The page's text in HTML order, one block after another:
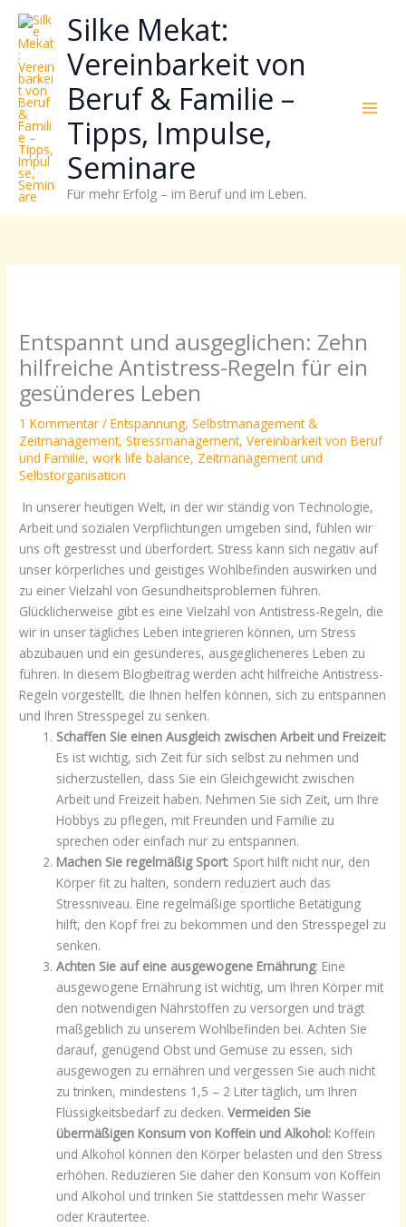
Zum
Inhalt
springen
Silke Mekat:
Vereinbarkeit von
Beruf & Familie –
Tipps, Impulse,
Seminare
Für mehr Erfolg – im Beruf und im Leben.
Entspannt und ausgeglichen: Zehn
hilfreiche Antistress-Regeln für ein
gesünderes Leben
1 Kommentar /Entspannung,Selbstmanagement &
Zeitmanagement,Stressmanagement,Vereinbarkeit von Beruf
und Familie,work life balance, Zeitmanagement und
Selbstorganisation
In unserer heutigen Welt, in der wir ständig von Technologie,
Arbeit und sozialen Verpflichtungen umgeben sind, fühlen wir
uns oft gestresst und überfordert. Stress kann sich negativ auf
unser körperliches und geistiges Wohlbefinden auswirken und
zu einer Vielzahl von Gesundheitsproblemen führen.
Glücklicherweise gibt es eine Vielzahl von Antistress-Regeln, die
wir in unser tägliches Leben integrieren können, um Stress
abzubauen und ein gesünderes, ausgeglicheneres Leben zu
führen. In diesem Blogbeitrag werden acht hilfreiche Antistress-
Regeln vorgestellt, die Ihnen helfen können, sich zu entspannen
und Ihren Stresspegel zu senken.
Schaffen Sie einen Ausgleich zwischen Arbeit und Freizeit:
Es ist wichtig, sich Zeit für sich selbst zu nehmen und
sicherzustellen, dass Sie ein Gleichgewicht zwischen
Arbeit und Freizeit haben. Nehmen Sie sich Zeit, um Ihre
Hobbys zu pflegen, mit Freunden und Familie zu
sprechen oder einfach nur zu entspannen.
Machen Sie regelmäßig Sport: Sport hilft nicht nur, den
Körper fit zu halten, sondern reduziert auch das
Stressniveau. Eine regelmäßige sportliche Betätigung
hilft, den Kopf frei zu bekommen und den Stresspegel zu
senken.
Achten Sie auf eine ausgewogene Ernährung: Eine
ausgewogene Ernährung ist wichtig, um Ihren Körper mit
den notwendigen Nährstoffen zu versorgen und trägt
maßgeblich zu unserem Wohlbefinden bei. Achten Sie
darauf, genügend Obst und Gemüse zu essen, sich
ausgewogen zu ernähren und vergessen Sie auch nicht
zu trinken, mindestens 1,5 – 2 Liter täglich, um Ihren
Flüssigkeitsbedarf zu decken.Vermeiden Sie
übermäßigen Konsum von Koffein und Alkohol: Koffein
und Alkohol können den Körper belasten und den Stress
erhöhen. Reduzieren Sie daher den Konsum von Koffein
und Alkohol und trinken Sie stattdessen mehr Wasser
oder Kräutertee.
wie
sich
Stress
reduzieren
Energie
gezielter
einsetzen
lässt?
Einfach